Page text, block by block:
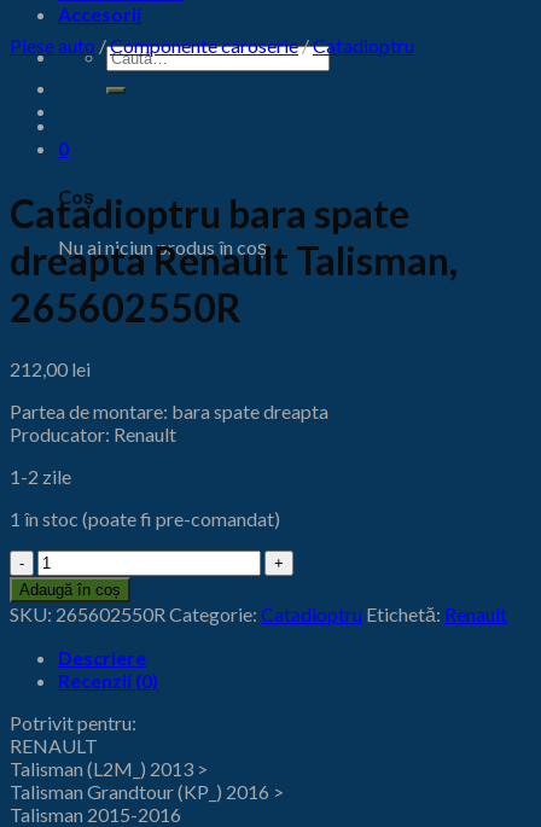
Accesorii
Caută
după:
0
Coș
Nu ai niciun produs în coș.
Piese auto /Componente caroserie/Catadioptru
Catadioptru bara spate
dreapta Renault Talisman,
265602550R
212,00 lei
Partea de montare: bara spate dreapta
Producator: Renault
1-2 zile
1 în stoc (poate fi pre-comandat)
Cantitate
Catadioptru
bara
spate
dreapta
Renault
Talisman,
265602550R
Adaugă în coș
SKU: 265602550R Categorie: Catadioptru Etichetă: Renault
Descriere
Recenzii (0)
Potrivit pentru:
RENAULT
Talisman (L2M_) 2013 >
Talisman Grandtour (KP_) 2016 >
Talisman 2015-2016